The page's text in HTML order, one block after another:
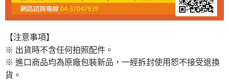
【注意事項】
※ 出貨時不含任何拍照配件。
※ 進口商品均為原廠包裝新品，一經拆封使用恕不接受退換
貨。